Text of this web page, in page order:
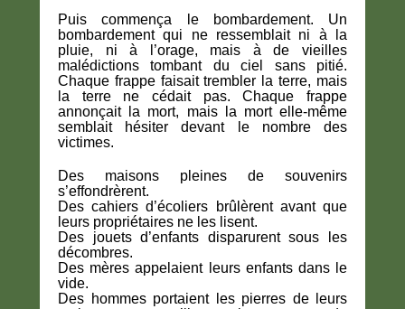
Puis commença le bombardement. Un
bombardement qui ne ressemblait ni à la
pluie, ni à l’orage, mais à de vieilles
malédictions tombant du ciel sans pitié.
Chaque frappe faisait trembler la terre, mais
la terre ne cédait pas. Chaque frappe
annonçait la mort, mais la mort elle-même
semblait hésiter devant le nombre des
victimes.
Des maisons pleines de souvenirs
s’effondrèrent.
Des cahiers d’écoliers brûlèrent avant que
leurs propriétaires ne les lisent.
Des jouets d’enfants disparurent sous les
décombres.
Des mères appelaient leurs enfants dans le
vide.
Des hommes portaient les pierres de leurs